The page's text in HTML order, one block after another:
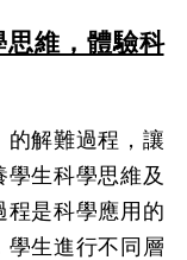
維，體驗科
的解難過程，讓
生科學思維及
程是科學應用的
學生進行不同層